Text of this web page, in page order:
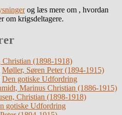
og læs mere om , hvordan
om krigsdeltagere.
Christian (1898-1918)
Møller, Søren Peter (1894-1915)
Den gotiske Udfordring
Marinus Christian (1886-1915)
Christian (1898-1918)
gotiske Udfordring